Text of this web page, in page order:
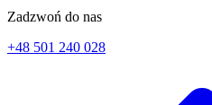
Zadzwoń do nas
+48 501 240 028